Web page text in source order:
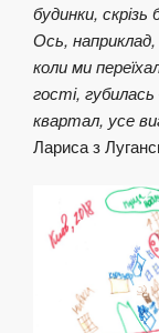
будинки, скрізь
Ось,
коли ми
гості,
квартал, усе
Лариса з